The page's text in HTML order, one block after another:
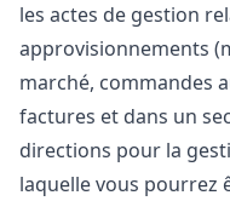
les actes de gestion
approvisionnements
marché, commandes
factures et dans un
directions pour la
laquelle vous pourrez